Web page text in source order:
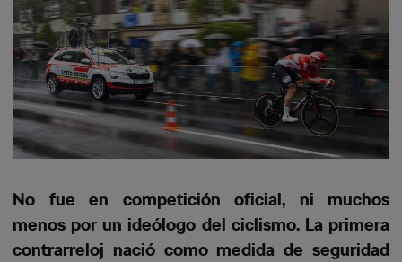
No fue en competición oficial, ni muchos
menos por un ideólogo del ciclismo. La primera
contrarreloj nació como medida de seguridad